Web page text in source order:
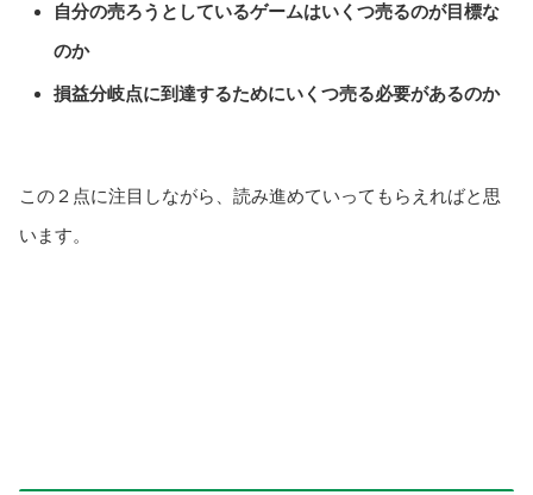
自分の売ろうとしているゲームはいくつ売るのが目標な
のか
損益分岐点に到達するためにいくつ売る必要があるのか
この２点に注目しながら、読み進めていってもらえればと思
います。